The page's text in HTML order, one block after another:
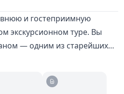
и гостеприимную
экскурсионном туре. Вы
— одним из старейших
центр страны —
архитектуры: храм Гарни